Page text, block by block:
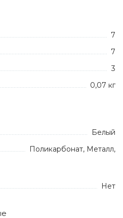
7
7
3
0,07 кг
Белый
Поликарбонат, Металл,
Нет